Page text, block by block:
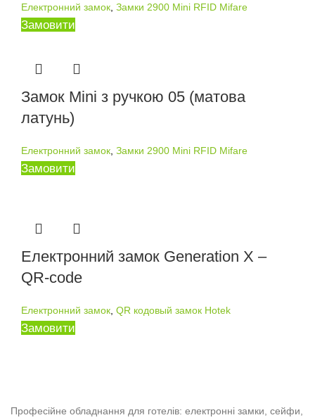
Електронний замок Замки 2900 Mini RFID Mifare
Замовити
Замок Mini з ручкою 05 (матова
латунь)
Електронний замок Замки 2900 Mini RFID Mifare
Замовити
Електронний замок Generation X –
QR-code
Електронний замок QR кодовый замок Hotek
Замовити
Професійне обладнання для готелів: електронні замки, сейфи,